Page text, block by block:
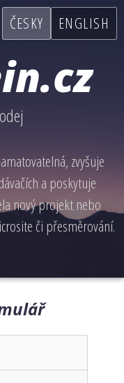
ČESKY ENGLISH
zvyšuje
a poskytuje
nový projekt nebo
či přesměrování.